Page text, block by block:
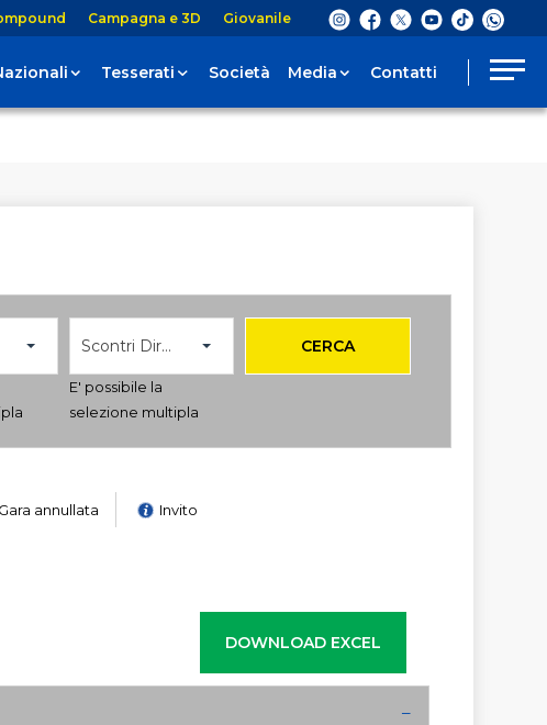
Campagna e 3D Giovanile
Tesserati Società Media Contatti
Scontri Diretti
E' possibile la
selezione multipla
CERCA
Gara annullata Invito